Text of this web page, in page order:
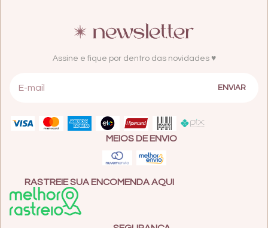
Assine e fique por dentro das novidades ♥
MEIOS DE ENVIO
RASTREIE SUA ENCOMENDA AQUI